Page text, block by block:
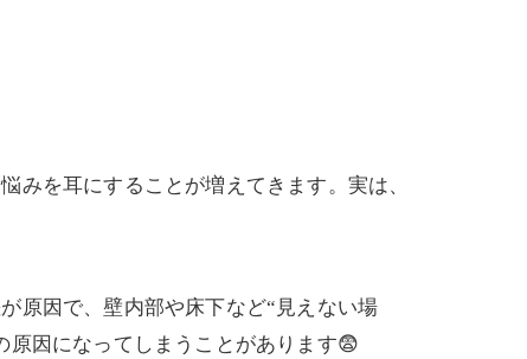
を耳にすることが増えてきます。実は、
原因で、壁内部や床下など“見えない場
因になってしまうことがあります😨